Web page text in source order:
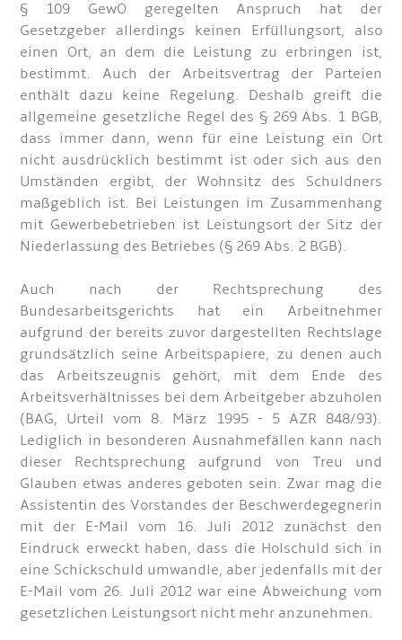
§ 109 GewO geregelten Anspruch hat der
Gesetzgeber allerdings keinen Erfüllungsort, also
einen Ort, an dem die Leistung zu erbringen ist,
bestimmt. Auch der Arbeitsvertrag der Parteien
enthält dazu keine Regelung. Deshalb greift die
allgemeine gesetzliche Regel des § 269 Abs. 1 BGB,
dass immer dann, wenn für eine Leistung ein Ort
nicht ausdrücklich bestimmt ist oder sich aus den
Umständen ergibt, der Wohnsitz des Schuldners
maßgeblich ist. Bei Leistungen im Zusammenhang
mit Gewerbebetrieben ist Leistungsort der Sitz der
Niederlassung des Betriebes (§ 269 Abs. 2 BGB).
Auch nach der Rechtsprechung des
Bundesarbeitsgerichts hat ein Arbeitnehmer
aufgrund der bereits zuvor dargestellten Rechtslage
grundsätzlich seine Arbeitspapiere, zu denen auch
das Arbeitszeugnis gehört, mit dem Ende des
Arbeitsverhältnisses bei dem Arbeitgeber abzuholen
(BAG, Urteil vom 8. März 1995 - 5 AZR 848/93).
Lediglich in besonderen Ausnahmefällen kann nach
dieser Rechtsprechung aufgrund von Treu und
Glauben etwas anderes geboten sein. Zwar mag die
Assistentin des Vorstandes der Beschwerdegegnerin
mit der E-Mail vom 16. Juli 2012 zunächst den
Eindruck erweckt haben, dass die Holschuld sich in
eine Schickschuld umwandle, aber jedenfalls mit der
E-Mail vom 26. Juli 2012 war eine Abweichung vom
gesetzlichen Leistungsort nicht mehr anzunehmen.